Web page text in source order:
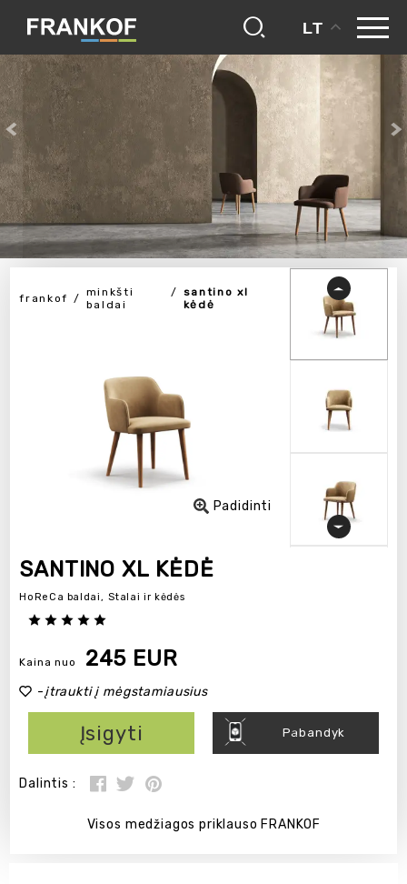
LT
frankof
minkšti
baldai
santino xl
kėdė
Padidinti
SANTINO XL KĖDĖ
HoReCa baldai, Stalai ir kėdės
Kaina nuo 245 EUR
-įtraukti į mėgstamiausius
Įsigyti Pabandyk
Dalintis :
Visos medžiagos priklauso FRANKOF